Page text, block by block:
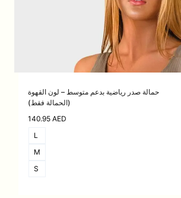
حمالة صدر رياضية بدعم متوسط – لون القهوة
(الحمالة فقط)
140.95 AED
L
M
S